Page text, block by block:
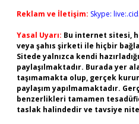
Reklam ve İletişim: Skype:
Yasal Uyarı: Bu internet sitesi,
veya şahıs şirketi ile hiçbir
Sitede yalnızca kendi
paylaşılmaktadır. Burada yer
taşımamakta olup, gerçek
paylaşım yapılmamaktadır.
benzerlikleri tamamen
taslak halindedir ve tavsiye